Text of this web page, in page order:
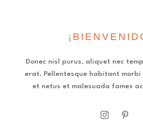
Donec nisl purus, aliquet nec
erat. Pellentesque habitant
et netus et malesuada fames